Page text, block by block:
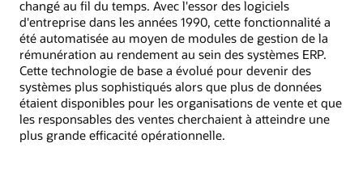
changé au fil du temps. Avec l'essor des logiciels
d'entreprise dans les années 1990, cette fonctionnalité a
été automatisée au moyen de modules de gestion de la
rémunération au rendement au sein des systèmes ERP.
Cette technologie de base a évolué pour devenir des
systèmes plus sophistiqués alors que plus de données
étaient disponibles pour les organisations de vente et que
les responsables des ventes cherchaient à atteindre une
plus grande efficacité opérationnelle.